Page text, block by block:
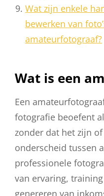
Wat zijn enkele
bewerken van
amateurfotograaf?
Wat is een
Een
fotografie beoefent
zonder dat het zijn
onderscheid tussen
professionele
van ervaring,
genereren van